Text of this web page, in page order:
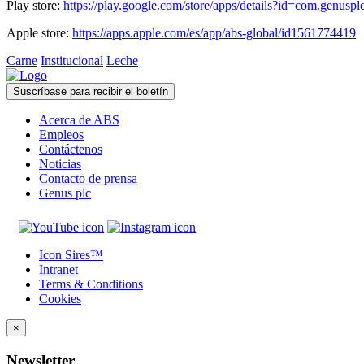
Play store: https://play.google.com/store/apps/
Apple store: https://apps.apple.com/es/app/abs-global/id1561774419
Carne Institucional Leche
Suscríbase para recibir el boletín
Acerca de ABS
Empleos
Contáctenos
Noticias
Contacto de prensa
Genus plc
Icon Sires™
Intranet
Terms & Conditions
Cookies
×
Newsletter